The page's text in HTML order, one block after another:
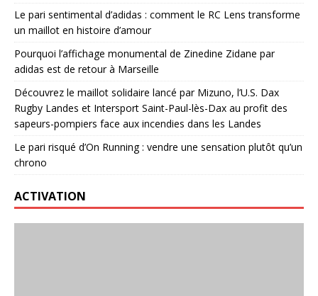
Le pari sentimental d’adidas : comment le RC Lens transforme
un maillot en histoire d’amour
Pourquoi l’affichage monumental de Zinedine Zidane par
adidas est de retour à Marseille
Découvrez le maillot solidaire lancé par Mizuno, l’U.S. Dax
Rugby Landes et Intersport Saint-Paul-lès-Dax au profit des
sapeurs-pompiers face aux incendies dans les Landes
Le pari risqué d’On Running : vendre une sensation plutôt qu’un
chrono
ACTIVATION